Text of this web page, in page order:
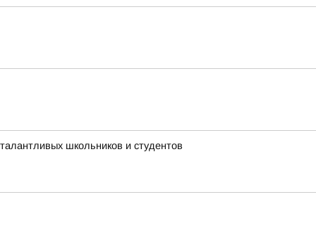
школьников и студентов